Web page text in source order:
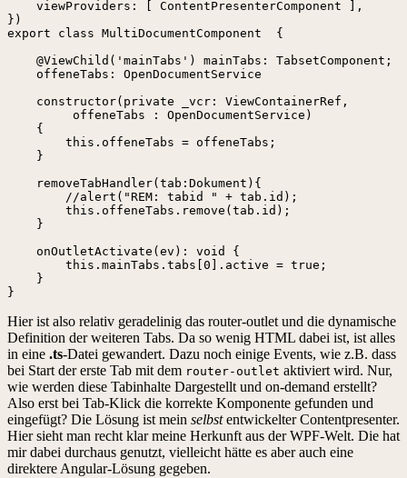
    viewProviders: [ ContentPresenterComponent ],
})
export class MultiDocumentComponent  {
    @ViewChild('mainTabs') mainTabs: TabsetComponent;
    offeneTabs: OpenDocumentService
    constructor(private _vcr: ViewContainerRef,
         offeneTabs : OpenDocumentService)
    {
        this.offeneTabs = offeneTabs;
    }
    removeTabHandler(tab:Dokument){
        //alert("REM: tabid " + tab.id);
        this.offeneTabs.remove(tab.id);
    }
    onOutletActivate(ev): void {
        this.mainTabs.tabs[0].active = true;
    }
}
Hier ist also relativ geradelinig das router-outlet und die dynamische
Definition der weiteren Tabs. Da so wenig HTML dabei ist, ist alles
in eine .ts-Datei gewandert. Dazu noch einige Events, wie z.B. dass
bei Start der erste Tab mit dem router-outlet aktiviert wird. Nur,
wie werden diese Tabinhalte Dargestellt und on-demand erstellt?
Also erst bei Tab-Klick die korrekte Komponente gefunden und
eingefügt? Die Lösung ist mein selbstentwickelter Contentpresenter.
Hier sieht man recht klar meine Herkunft aus der WPF-Welt. Die hat
mir dabei durchaus genutzt, vielleicht hätte es aber auch eine
direktere Angular-Lösung gegeben.